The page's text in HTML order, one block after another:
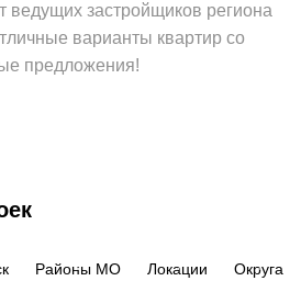
ведущих застройщиков региона
варианты квартир со
предложения!
Районы МО Локации Округа